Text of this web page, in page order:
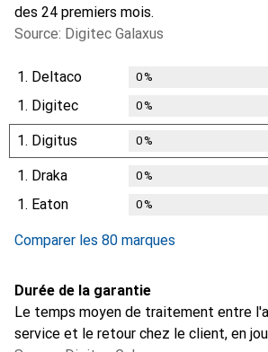
des 24 premiers mois.
Source: Digitec Galaxus
1. Deltaco 0%
1. Digitec 0%
1. Digitus 0%
1. Draka 0%
1. Eaton 0%
Comparer les 80 marques
Durée de la garantie
Le temps moyen de traitement entre
service et le retour chez le client, en